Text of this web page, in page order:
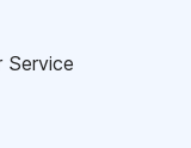
Service